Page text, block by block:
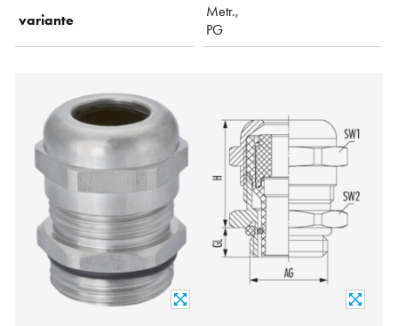
variante
Metr.,
PG